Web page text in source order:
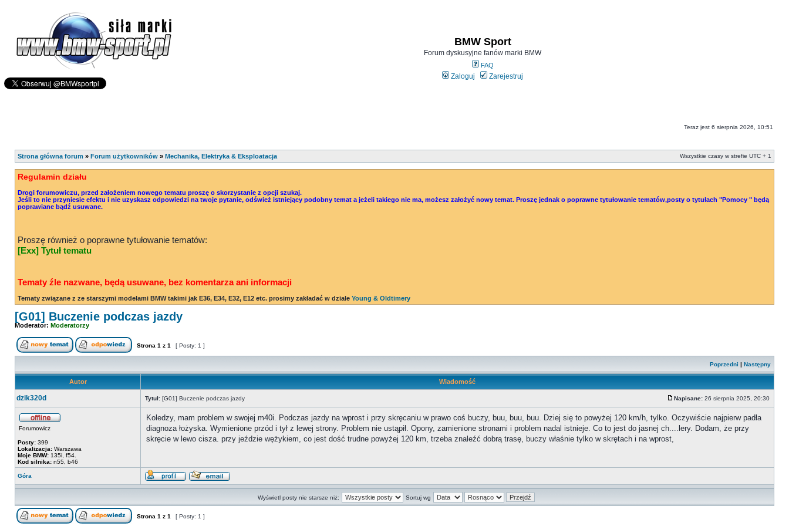
BMW Sport
Forum dyskusyjne fanów marki BMW
FAQ
Zaloguj Zarejestruj
Teraz jest 6 sierpnia 2026, 10:51
Strona główna forum » Forum użytkowników » Mechanika, Elektryka & Eksploatacja Wszystkie czasy w strefie UTC + 1
Regulamin działu
Drogi forumowiczu, przed założeniem nowego tematu proszę o skorzystanie z opcji szukaj.
Jeśli to nie przyniesie efektu i nie uzyskasz odpowiedzi na twoje pytanie, odśwież istniejący podobny temat a jeżeli takiego nie ma, możesz założyć nowy temat. Proszę jednak o poprawne tytułowanie tematów,posty o tytułach "Pomocy " będą
poprawiane bądź usuwane.
Proszę również o poprawne tytułowanie tematów:
[Exx] Tytuł tematu
Tematy źle nazwane, będą usuwane, bez komentarza ani informacji
Tematy związane z ze starszymi modelami BMW takimi jak E36, E34, E32, E12 etc. prosimy zakładać w dziale Young & Oldtimery
[G01] Buczenie podczas jazdy
Moderator: Moderatorzy
Strona 1 z 1 [ Posty: 1 ]
Poprzedni | Następny
Autor Wiadomość
dzik320d Tytuł: [G01] Buczenie podczas jazdy Napisane: 26 sierpnia 2025, 20:30
Forumowicz
Posty: 399
Lokalizacja: Warszawa
Moje BMW: 135i, f54.
Kod silnika: n55, b46
Koledzy, mam problem w swojej m40i. Podczas jazdy na wprost i przy skręcaniu w prawo coś buczy, buu, buu, buu. Dziej się to powyżej 120 km/h, tylko. Oczywiście najpierw padła
diagnoza łożyska. Wymienione przód i tył z lewej strony. Problem nie ustąpił. Opony, zamienione stronami i problem nadal istnieje. Co to jest do jasnej ch....lery. Dodam, że przy
skręcie w lewo cisza. przy jeździe wężykiem, co jest dość trudne powyżej 120 km, trzeba znaleźć dobrą trasę, buczy właśnie tylko w skrętach i na wprost,
Góra
Wyświetl posty nie starsze niż: Sortuj wg
Strona 1 z 1 [ Posty: 1 ]